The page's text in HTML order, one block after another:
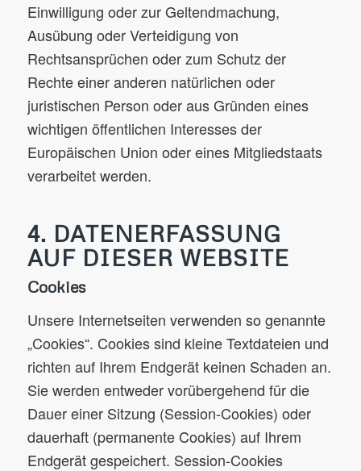
Einwilligung oder zur Geltendmachung,
Ausübung oder Verteidigung von
Rechtsansprüchen oder zum Schutz der
Rechte einer anderen natürlichen oder
juristischen Person oder aus Gründen eines
wichtigen öffentlichen Interesses der
Europäischen Union oder eines Mitgliedstaats
verarbeitet werden.
4. DATENERFASSUNG
AUF DIESER WEBSITE
Cookies
Unsere Internetseiten verwenden so genannte
„Cookies“. Cookies sind kleine Textdateien und
richten auf Ihrem Endgerät keinen Schaden an.
Sie werden entweder vorübergehend für die
Dauer einer Sitzung (Session-Cookies) oder
dauerhaft (permanente Cookies) auf Ihrem
Endgerät gespeichert. Session-Cookies